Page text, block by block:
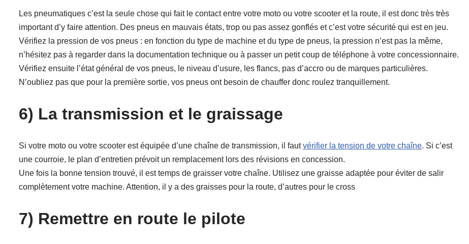
Les pneumatiques c’est la seule chose qui fait le contact entre votre moto ou votre scooter et la route, il est donc très très
important d’y faire attention. Des pneus en mauvais états, trop ou pas assez gonflés et c’est votre sécurité qui est en jeu.
Vérifiez la pression de vos pneus : en fonction du type de machine et du type de pneus, la pression n’est pas la même,
n’hésitez pas à regarder dans la documentation technique ou à passer un petit coup de téléphone à votre concessionnaire.
Vérifiez ensuite l’état général de vos pneus, le niveau d’usure, les flancs, pas d’accro ou de marques particulières.
N’oubliez pas que pour la première sortie, vos pneus ont besoin de chauffer donc roulez tranquillement.
6) La transmission et le graissage
Si votre moto ou votre scooter est équipée d’une chaîne de transmission, il fautvérifier la tension de votre chaîne. Si c’est
une courroie, le plan d’entretien prévoit un remplacement lors des révisions en concession.
Une fois la bonne tension trouvé, il est temps de graisser votre chaîne. Utilisez une graisse adaptée pour éviter de salir
complètement votre machine. Attention, il y a des graisses pour la route, d’autres pour le cross
7) Remettre en route le pilote